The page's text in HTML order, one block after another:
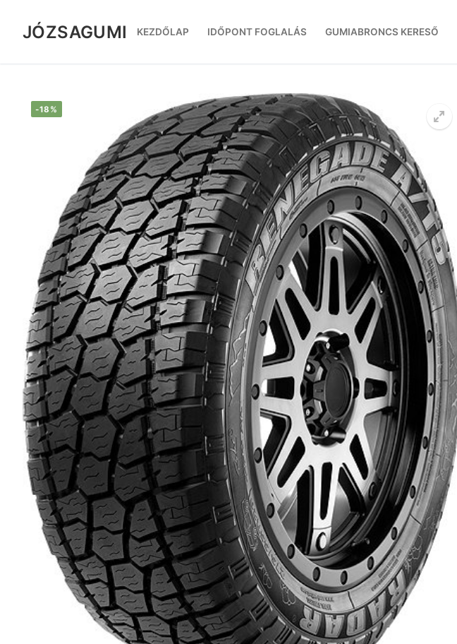
tartalomra
JÓZSAGUMI KEZDŐLAP IDŐPONT FOGLALÁS GUMIABRONCS KERESŐ
-18%